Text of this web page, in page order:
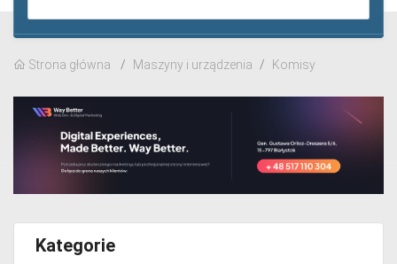
Strona główna Maszyny i urządzenia Komisy
Kategorie